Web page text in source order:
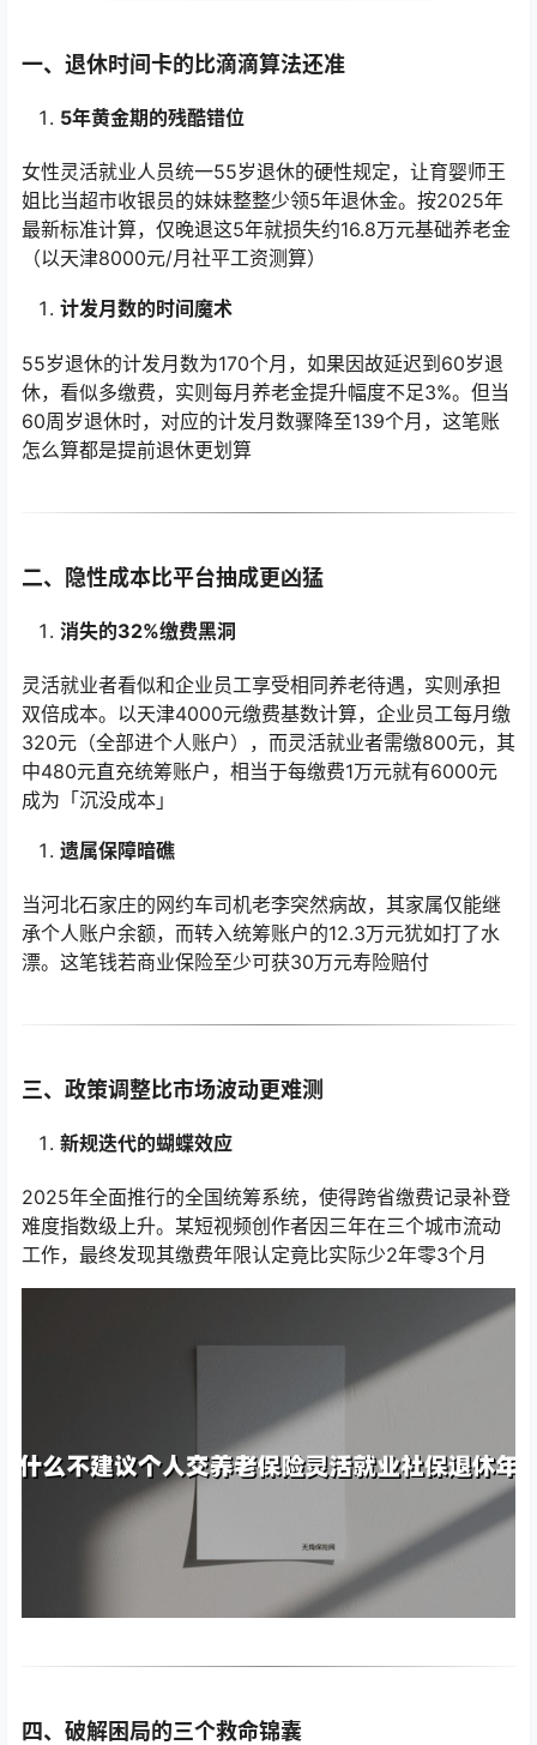
一、退休时间卡的比滴滴算法还准
5年黄金期的残酷错位
女性灵活就业人员统一55岁退休的硬性规定，让育婴师王
姐比当超市收银员的妹妹整整少领5年退休金。按2025年
最新标准计算，仅晚退这5年就损失约16.8万元基础养老金
（以天津8000元/月社平工资测算）
计发月数的时间魔术
55岁退休的计发月数为170个月，如果因故延迟到60岁退
休，看似多缴费，实则每月养老金提升幅度不足3%。但当
60周岁退休时，对应的计发月数骤降至139个月，这笔账
怎么算都是提前退休更划算
二、隐性成本比平台抽成更凶猛
消失的32%缴费黑洞
灵活就业者看似和企业员工享受相同养老待遇，实则承担
双倍成本。以天津4000元缴费基数计算，企业员工每月缴
320元（全部进个人账户），而灵活就业者需缴800元，其
中480元直充统筹账户，相当于每缴费1万元就有6000元
成为「沉没成本」
遗属保障暗礁
当河北石家庄的网约车司机老李突然病故，其家属仅能继
承个人账户余额，而转入统筹账户的12.3万元犹如打了水
漂。这笔钱若商业保险至少可获30万元寿险赔付
三、政策调整比市场波动更难测
新规迭代的蝴蝶效应
2025年全面推行的全国统筹系统，使得跨省缴费记录补登
难度指数级上升。某短视频创作者因三年在三个城市流动
工作，最终发现其缴费年限认定竟比实际少2年零3个月
四、破解困局的三个救命锦囊